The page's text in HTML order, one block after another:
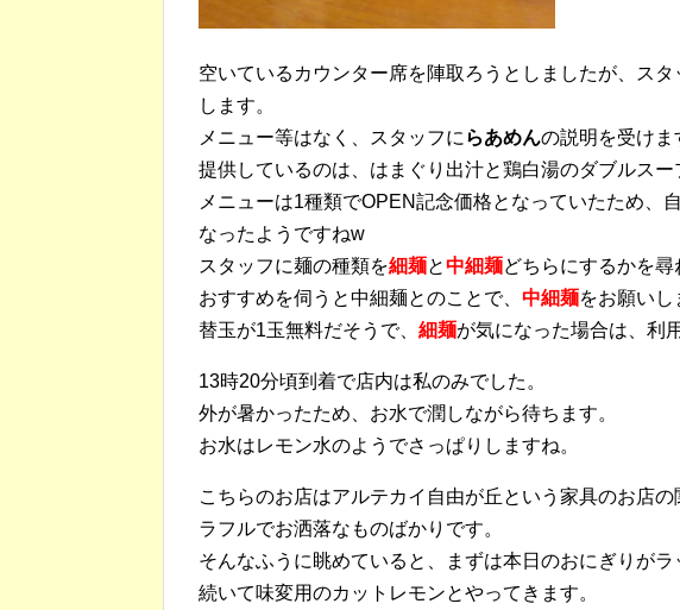
空いているカウンター席を陣取ろうとしましたが、ス
します。
メニュー等はなく、スタッフに らあめんの説明を受けま
提供しているのは、はまぐり出汁と鶏白湯のダブルスー
メニューは1種類でOPEN記念価格となっていたため、
なったようですねw
スタッフに麺の種類を細麺と中細麺どちらにするかを尋
おすすめを伺うと中細麺とのことで、 中細麺をお願いし
替玉が1玉無料だそうで、 細麺が気になった場合は、利
13時20分頃到着で店内は私のみでした。
外が暑かったため、お水で潤しながら待ちます。
お水はレモン水のようでさっぱりしますね。
こちらのお店はアルテカイ自由が丘という家具のお店
ラフルでお洒落なものばかりです。
そんなふうに眺めていると、まずは本日のおにぎりがラ
続いて味変用のカットレモンとやってきます。